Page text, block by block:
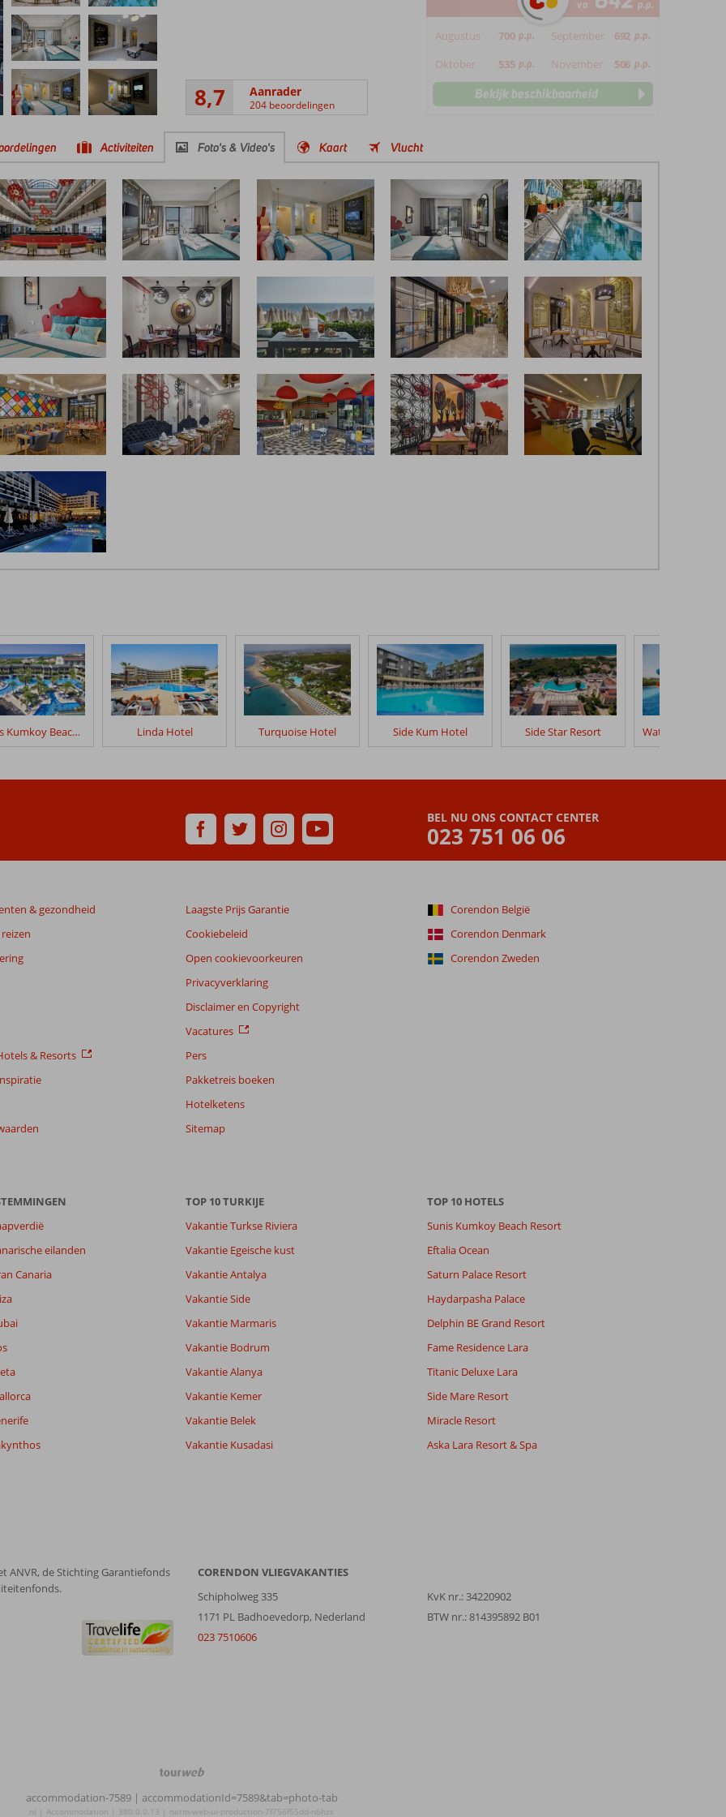
8,7 Aanrader
204 beoordelingen
va p.p.
Augustus 700 p.p. September 692 p.p.
Oktober 535 p.p. November 506 p.p.
Bekijk beschikbaarheid
Activiteiten Foto's & Video's Kaart Vlucht
Filter reisgezelschap
Alle
Sorteren op
datum (nieuw > oud)
Sunis Kumkoy Beach Resort Linda Hotel Turquoise Hotel Side Kum Hotel Side Star Resort
BEL NU ONS CONTACT CENTER
023 751 06 06
& gezondheid
& Resorts
Laagste Prijs Garantie
Cookiebeleid
Open cookievoorkeuren
Privacyverklaring
Disclaimer en Copyright
Vacatures
Pers
Pakketreis boeken
Hotelketens
Sitemap
Corendon België
Corendon Denmark
Corendon Zweden
eilanden
Canaria
TOP 10 TURKIJE
Vakantie Turkse Riviera
Vakantie Egeische kust
Vakantie Antalya
Vakantie Side
Vakantie Marmaris
Vakantie Bodrum
Vakantie Alanya
Vakantie Kemer
Vakantie Belek
Vakantie Kusadasi
TOP 10 HOTELS
Sunis Kumkoy Beach Resort
Eftalia Ocean
Saturn Palace Resort
Haydarpasha Palace
Delphin BE Grand Resort
Fame Residence Lara
Titanic Deluxe Lara
Side Mare Resort
Miracle Resort
Aska Lara Resort & Spa
ANVR, de Stichting Garantiefonds
CORENDON VLIEGVAKANTIES
Schipholweg 335
1171 PL Badhoevedorp, Nederland
023 7510606
KvK nr.: 34220902
BTW nr.: 814395892 B01
TourWeb
NetMatch
accommodation-7589 | accommodationId=7589&tab=photo-tab
nl | Accommodation | 380.0.0.13 | netm-web-ui-production-7f756f55dd-n6hzs